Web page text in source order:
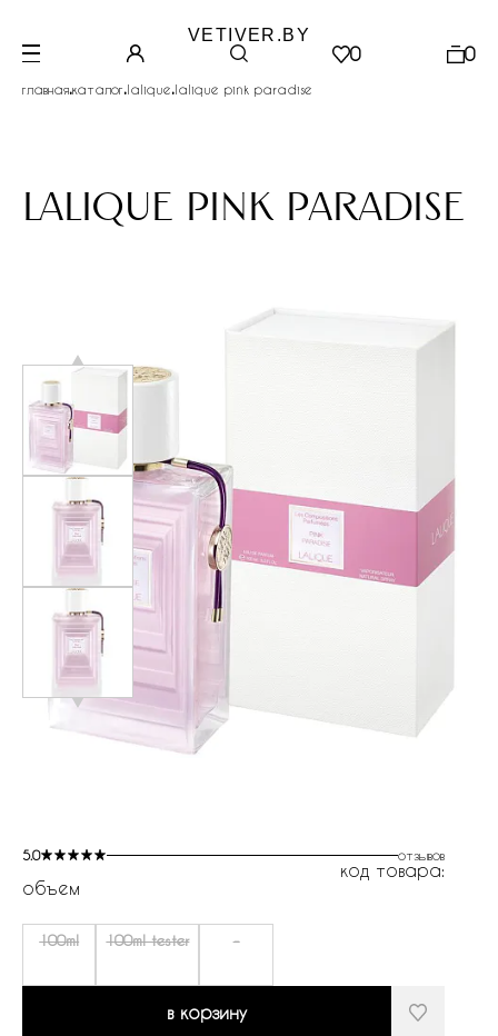
VETIVER.BY
0 0
главная.каталог.lalique.lalique pink paradise
lalique pink paradise
5.0 отзывов
код товара:
объем
100ml 100ml tester -
в корзину